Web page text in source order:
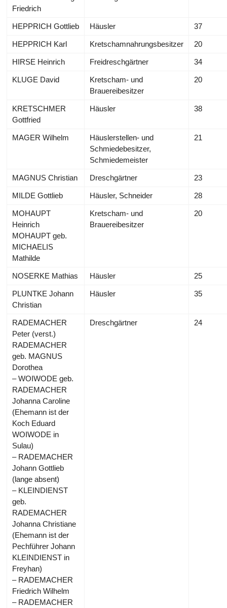
Friedrich
HEPPRICH Gottlieb Häusler 37
HEPPRICH Karl Kretschamnahrungsbesitzer 20
HIRSE Heinrich Freidreschgärtner 34
KLUGE David
Kretscham- und
Brauereibesitzer
20
KRETSCHMER
Gottfried
Häusler 38
MAGER Wilhelm
Häuslerstellen- und
Schmiedebesitzer,
Schmiedemeister
21
MAGNUS Christian Dreschgärtner 23
MILDE Gottlieb Häusler, Schneider 28
MOHAUPT
Heinrich
MOHAUPT geb.
MICHAELIS
Mathilde
Kretscham- und
Brauereibesitzer
20
NOSERKE Mathias Häusler 25
PLUNTKE Johann
Christian
Häusler 35
RADEMACHER
Peter (verst.)
RADEMACHER
geb. MAGNUS
Dorothea
– WOIWODE geb.
RADEMACHER
Johanna Caroline
(Ehemann ist der
Koch Eduard
WOIWODE in
Sulau)
– RADEMACHER
Johann Gottlieb
(lange absent)
– KLEINDIENST
geb.
RADEMACHER
Johanna Christiane
(Ehemann ist der
Pechführer Johann
KLEINDIENST in
Freyhan)
– RADEMACHER
Friedrich Wilhelm
– RADEMACHER
Dreschgärtner 24